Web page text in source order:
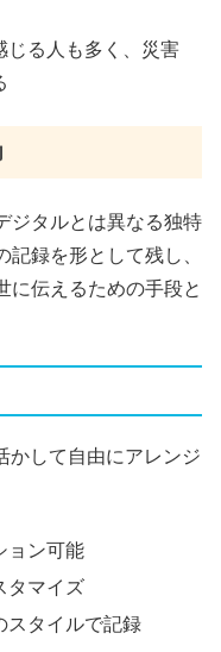
じる人も多く、災害
ジタルとは異なる独特
録を形として残し、
に伝えるための手段と
かして自由にアレンジ
ョン可能
タマイズ
スタイルで記録